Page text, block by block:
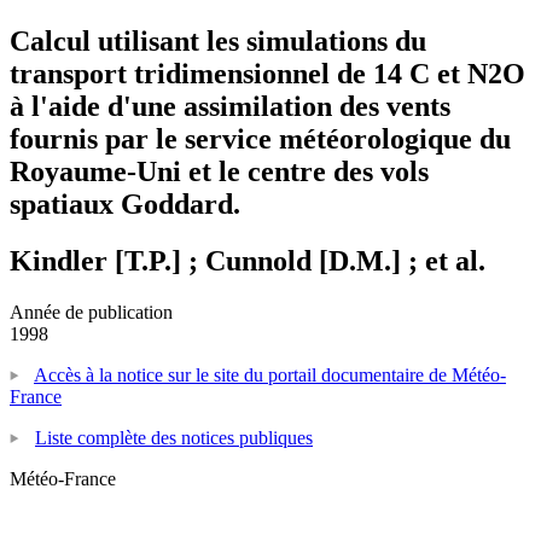
Calcul utilisant les simulations du
transport tridimensionnel de 14 C et N2O
à l'aide d'une assimilation des vents
fournis par le service météorologique du
Royaume-Uni et le centre des vols
spatiaux Goddard.
Kindler [T.P.] ; Cunnold [D.M.] ; et al.
Année de publication
1998
Accès à la notice sur le site du portail documentaire de Météo-
France
Liste complète des notices publiques
Météo-France